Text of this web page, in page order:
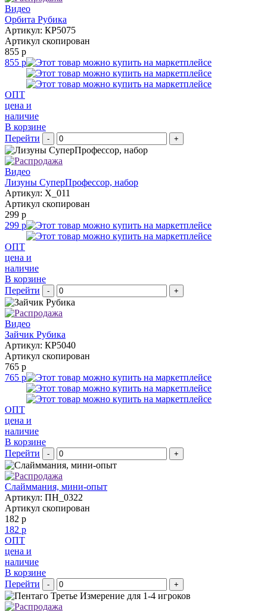
Видео
Орбита Рубика
Артикул: КР5075
Артикул скопирован
855 р
855 р
ОПТ
цена и
наличие
В корзине
Перейти
- +
Видео
Лизуны СуперПрофессор, набор
Артикул: X_011
Артикул скопирован
299 р
299 р
ОПТ
цена и
наличие
В корзине
Перейти
- +
Видео
Зайчик Рубика
Артикул: КР5040
Артикул скопирован
765 р
765 р
ОПТ
цена и
наличие
В корзине
Перейти
- +
Слайммания, мини-опыт
Артикул: ПН_0322
Артикул скопирован
182 р
182 р
ОПТ
цена и
наличие
В корзине
Перейти
- +